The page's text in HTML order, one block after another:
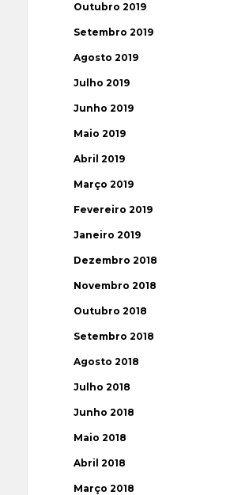
Outubro 2019
Setembro 2019
Agosto 2019
Julho 2019
Junho 2019
Maio 2019
Abril 2019
Março 2019
Fevereiro 2019
Janeiro 2019
Dezembro 2018
Novembro 2018
Outubro 2018
Setembro 2018
Agosto 2018
Julho 2018
Junho 2018
Maio 2018
Abril 2018
Março 2018